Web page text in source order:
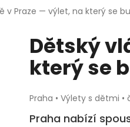
v Praze — výlet, na který se
Dětský
který se
Praha • Výlety s dětmi
Praha nabízí